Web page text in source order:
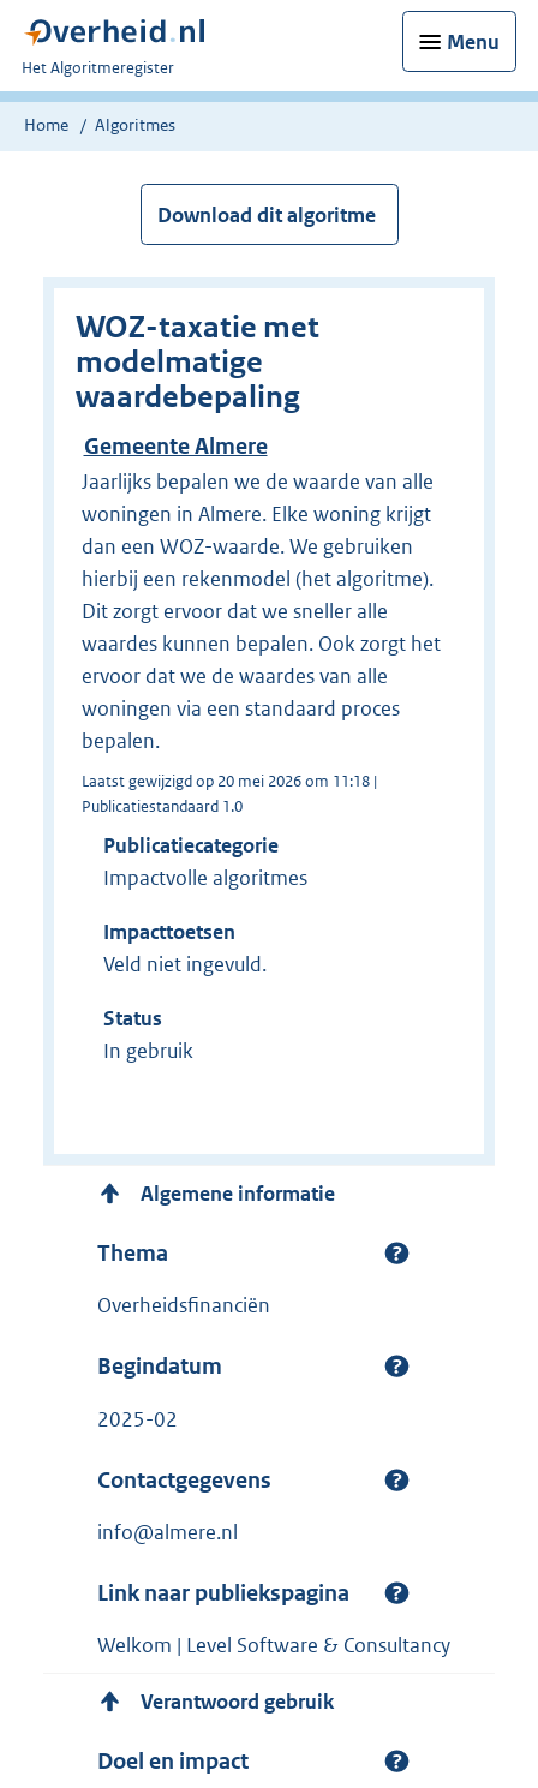
Menu
U
bent
nu
Het Algoritmeregister
Home Algoritmes
Download dit algoritme
WOZ-taxatie met
modelmatige
waardebepaling
Gemeente Almere
Jaarlijks bepalen we de waarde van alle
woningen in Almere. Elke woning krijgt
dan een WOZ-waarde. We gebruiken
hierbij een rekenmodel (het algoritme).
Dit zorgt ervoor dat we sneller alle
waardes kunnen bepalen. Ook zorgt het
ervoor dat we de waardes van alle
woningen via een standaard proces
bepalen.
Laatst gewijzigd op 20 mei 2026 om 11:18 |
Publicatiestandaard 1.0
Publicatiecategorie
Impactvolle algoritmes
Impacttoetsen
Veld niet ingevuld.
Status
In gebruik
Algemene informatie
Thema
Overheidsfinanciën
Begindatum
2025-02
Contactgegevens
info@almere.nl
Link naar publiekspagina
Welkom | Level Software & Consultancy
Verantwoord gebruik
Doel en impact